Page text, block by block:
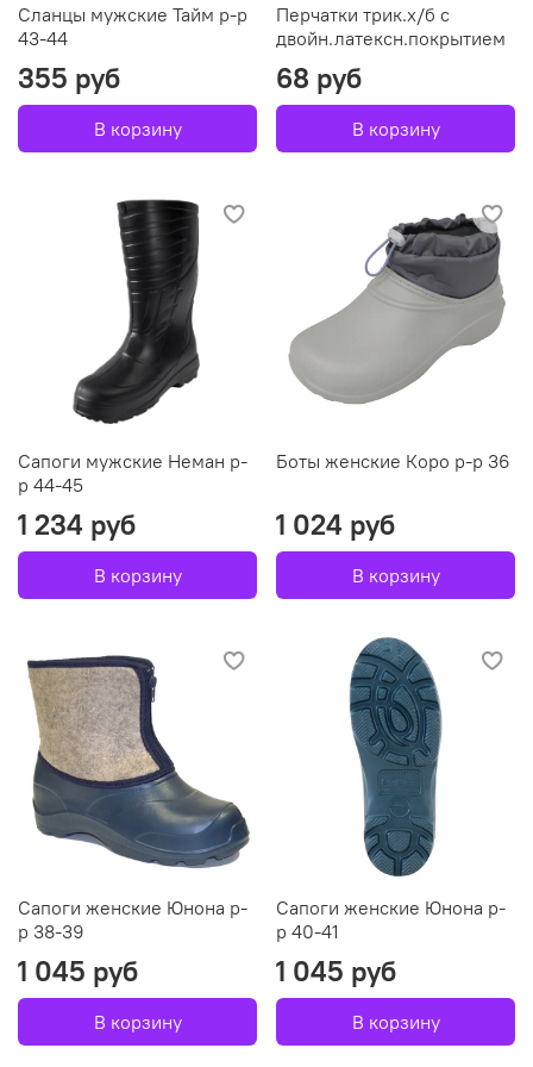
Сланцы мужские Тайм р-р
43-44
355 руб
В корзину
Перчатки трик.х/б с
двойн.латексн.покрытием
68 руб
В корзину
Сапоги мужские Неман р-
р 44-45
1 234 руб
В корзину
Боты женские Коро р-р 36
1 024 руб
В корзину
Сапоги женские Юнона р-
р 38-39
1 045 руб
В корзину
Сапоги женские Юнона р-
р 40-41
1 045 руб
В корзину